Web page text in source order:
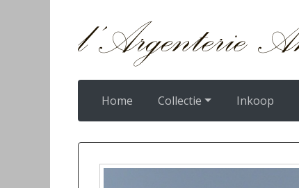
Home Collectie Inkoop